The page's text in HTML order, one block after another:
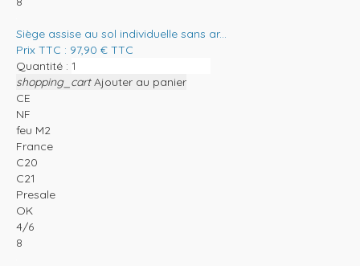
Siège assise au sol individuelle sans ar...
Prix TTC : 97,90 € TTC
Quantité :
shopping_cart Ajouter au panier
CE
NF
feu M2
France
C20
C21
Presale
OK
4/6
8